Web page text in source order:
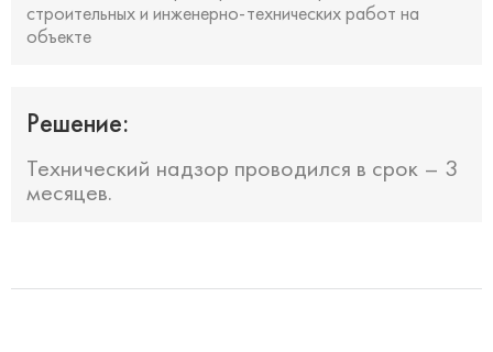
строительных и инженерно-технических работ на
объекте
Решение:
Технический надзор проводился в срок – 3
месяцев.